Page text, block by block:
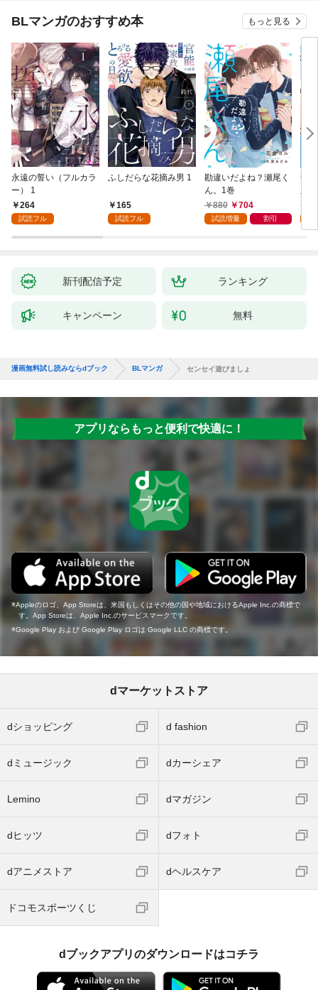
BLマンガのおすすめ本 もっと見る
永遠の誓い（フルカラ
ー） 1
264
試読フル
ふしだらな花摘み男 1
165
試読フル
勘違いだよね？瀬尾く
ん。1巻
880
704
試読増量 割引
薄
版
新刊配信予定 ランキング
キャンペーン 無料
漫画無料試し読みならdブック BLマンガ センセイ遊びましょ
アプリならもっと便利で快適に！
Appleのロゴ、App Storeは、米国もしくはその他の国や地域におけるApple Inc.の商標で
す。App Storeは、Apple Inc.のサービスマークです。
Google Play および Google Play ロゴは Google LLC の商標です。
dマーケットストア
dショッピング d fashion
dミュージック dカーシェア
Lemino dマガジン
dヒッツ dフォト
dアニメストア dヘルスケア
ドコモスポーツくじ
dブックアプリのダウンロードはコチラ